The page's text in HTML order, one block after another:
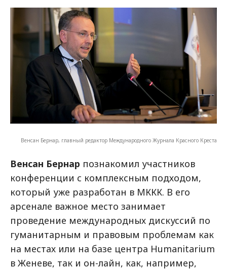
Венсан Бернар, главный редактор Международного Журнала Красного Креста
Венсан Бернар познакомил участников
конференции с комплексным подходом,
который уже разработан в МККК. В его
арсенале важное место занимает
проведение международных дискуссий по
гуманитарным и правовым проблемам как
на местах или на базе центра Humanitarium
в Женеве, так и он-лайн, как, например,